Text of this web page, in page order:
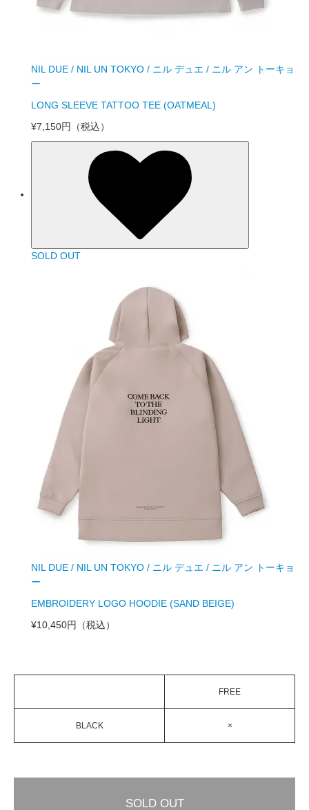
NIL DUE / NIL UN TOKYO / ニル デュエ / ニル アン トーキョ
ー
LONG SLEEVE TATTOO TEE (OATMEAL)
¥7,150円
（税込）
SOLD OUT
NIL DUE / NIL UN TOKYO / ニル デュエ / ニル アン トーキョ
ー
EMBROIDERY LOGO HOODIE (SAND BEIGE)
¥10,450円
（税込）
FREE
BLACK ×
SOLD OUT